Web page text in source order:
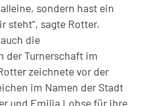
sondern hast ein
steht“, sagte Rotter.
die
der Turnerschaft im
zeichnete vor der
im Namen der Stadt
und Emilia Lohse für ihre